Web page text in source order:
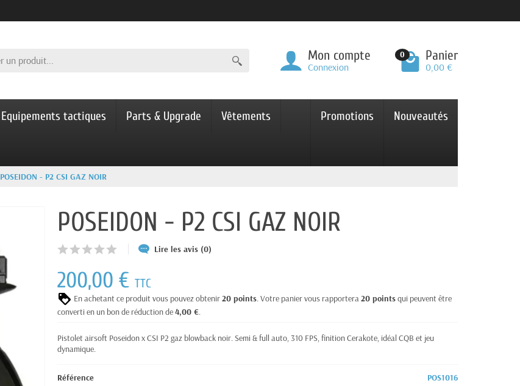
Mon compte
Connexion
0 Panier
0,00 €
Equipements tactiques Parts & Upgrade Vêtements Promotions Nouveautés
POSEIDON - P2 CSI GAZ NOIR
POSEIDON - P2 CSI GAZ NOIR
Lire les avis (0)
200,00 €TTC
En achetant ce produit vous pouvez obtenir20 points. Votre panier vous rapportera20 pointsqui peuvent être
converti en un bon de réduction de4,00 €.
Pistolet airsoft Poseidon x CSI P2 gaz blowback noir. Semi & full auto, 310 FPS, finition Cerakote, idéal CQB et jeu
dynamique.
Référence POS1016